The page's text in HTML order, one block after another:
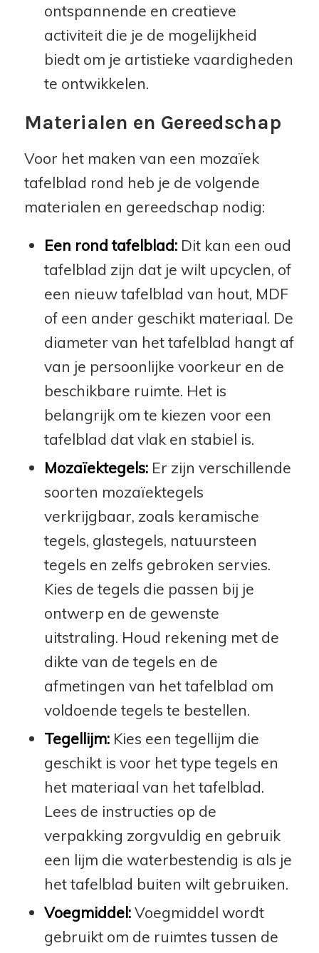
ontspannende en creatieve
activiteit die je de mogelijkheid
biedt om je artistieke vaardigheden
te ontwikkelen.
Materialen en Gereedschap
Voor het maken van een mozaïek
tafelblad rond heb je de volgende
materialen en gereedschap nodig:
Een rond tafelblad:Dit kan een oud
tafelblad zijn dat je wilt upcyclen, of
een nieuw tafelblad van hout, MDF
of een ander geschikt materiaal. De
diameter van het tafelblad hangt af
van je persoonlijke voorkeur en de
beschikbare ruimte. Het is
belangrijk om te kiezen voor een
tafelblad dat vlak en stabiel is.
Mozaïektegels:Er zijn verschillende
soorten mozaïektegels
verkrijgbaar, zoals keramische
tegels, glastegels, natuursteen
tegels en zelfs gebroken servies.
Kies de tegels die passen bij je
ontwerp en de gewenste
uitstraling. Houd rekening met de
dikte van de tegels en de
afmetingen van het tafelblad om
voldoende tegels te bestellen.
Tegellijm:Kies een tegellijm die
geschikt is voor het type tegels en
het materiaal van het tafelblad.
Lees de instructies op de
verpakking zorgvuldig en gebruik
een lijm die waterbestendig is als je
het tafelblad buiten wilt gebruiken.
Voegmiddel:Voegmiddel wordt
gebruikt om de ruimtes tussen de